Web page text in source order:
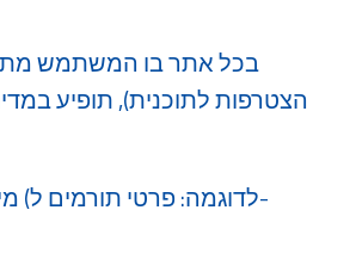
​בכל אתר בו המשתמש
הצטרפות לתוכנית), תופיע